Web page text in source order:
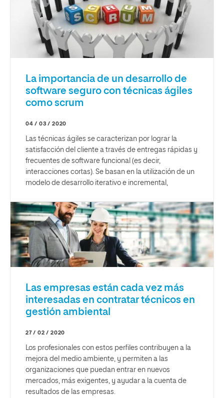
La importancia de un desarrollo de
software seguro con técnicas ágiles
como scrum
04 / 03 / 2020
Las técnicas ágiles se caracterizan por lograr la
satisfacción del cliente a través de entregas rápidas y
frecuentes de software funcional (es decir,
interacciones cortas). Se basan en la utilización de un
modelo de desarrollo iterativo e incremental,
Las empresas están cada vez más
interesadas en contratar técnicos en
gestión ambiental
27 / 02 / 2020
Los profesionales con estos perfiles contribuyen a la
mejora del medio ambiente, y permiten a las
organizaciones que puedan entrar en nuevos
mercados, más exigentes, y ayudar a la cuenta de
resultados de las empresas.